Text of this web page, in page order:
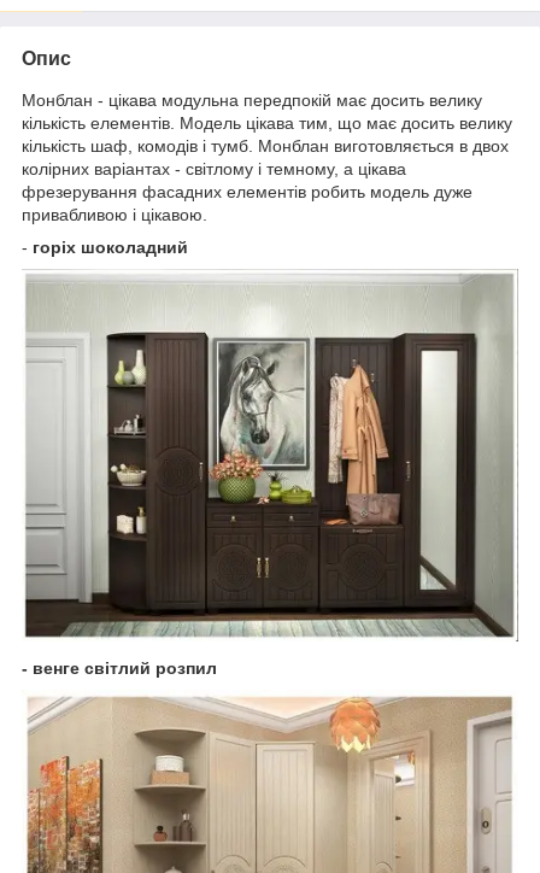
Опис
Монблан - цікава модульна передпокій має досить велику
кількість елементів. Модель цікава тим, що має досить велику
кількість шаф, комодів і тумб. Монблан виготовляється в двох
колірних варіантах - світлому і темному, а цікава
фрезерування фасадних елементів робить модель дуже
привабливою і цікавою.
- горіх шоколадний
- венге світлий розпил